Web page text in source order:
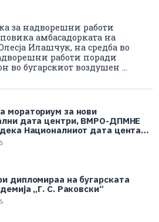
за надворешни работи
амбасадорката на
Илашчук, на средба во
работи поради
во бугарскиот воздушен ...
мораториум за нови
дата центри, ВМРО-ДПМНЕ
Националниот дата центар
на граѓаните
дипломираа на бугарската
„Г. С. Раковски“